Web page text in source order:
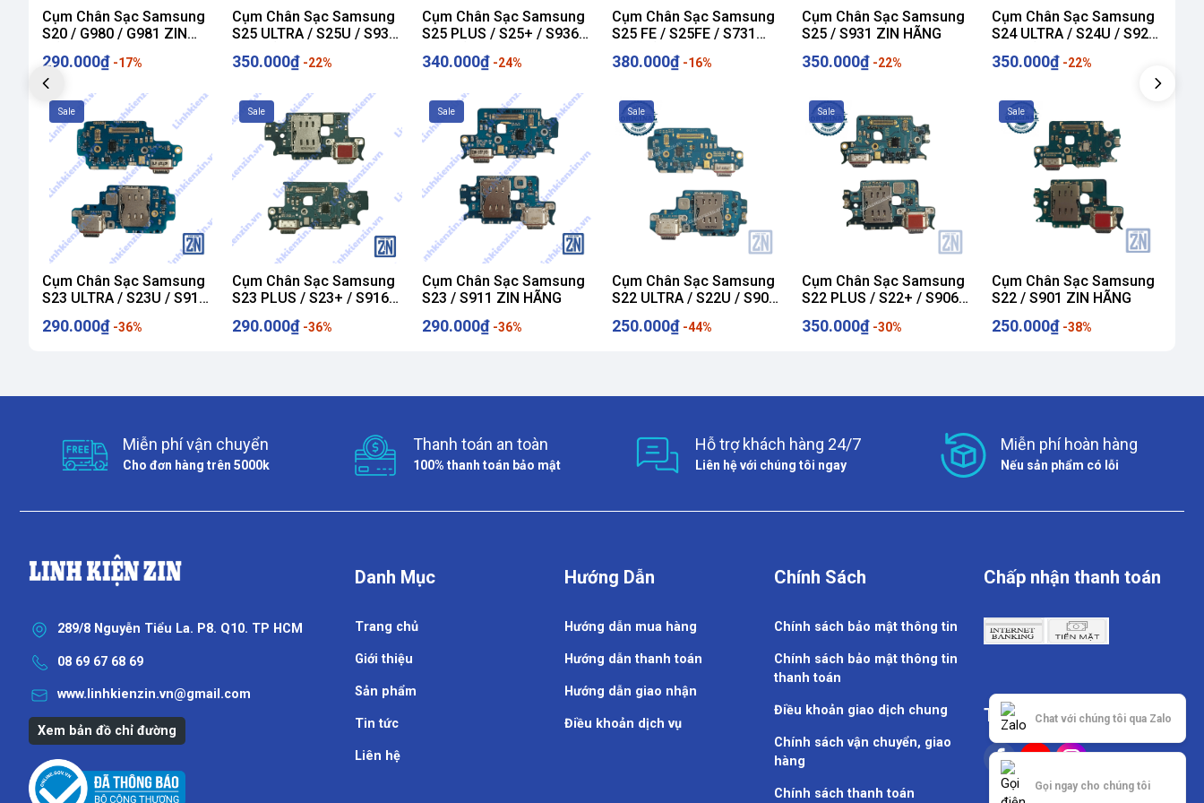
Giao hàng toàn quốc
Hỗ trợ kỹ thuật tận tâm
Đặt hàng dễ dàng qua website hoặc fanpage
📍 LINHKIENZIN.VN – MUA LINH KIỆN CHUẨN ZIN – LẮP VÀO LÀ DÙNG NGON
Cụm Chân Sạc Samsung
S20 / G980 / G981 ZIN
290.000₫ -17%
Cụm Chân Sạc Samsung
S25 ULTRA / S25U / S938
ZIN HÃNG
350.000₫ -22%
Cụm Chân Sạc Samsung
S25 PLUS / S25+ / S936
ZIN HÃNG
340.000₫ -24%
Cụm Chân Sạc Samsung
S25 FE / S25FE / S731
ZIN HÃNG
380.000₫ -16%
Cụm Chân Sạc Samsung
S25 / S931 ZIN HÃNG
350.000₫ -22%
Cụm Chân Sạc Samsung
S24 ULTRA / S24U / S928
ZIN HÃNG
350.000₫ -22%
Sale
Cụm Chân Sạc Samsung
S23 ULTRA / S23U / S918
ZIN HÃNG
290.000₫ -36%
Sale
Cụm Chân Sạc Samsung
S23 PLUS / S23+ / S916
ZIN HÃNG
290.000₫ -36%
Sale
Cụm Chân Sạc Samsung
S23 / S911 ZIN HÃNG
290.000₫ -36%
Sale
Cụm Chân Sạc Samsung
S22 ULTRA / S22U / S908
ZIN HÃNG
250.000₫ -44%
Sale
Cụm Chân Sạc Samsung
S22 PLUS / S22+ / S906
ZIN HÃNG
350.000₫ -30%
Sale
Cụm Chân Sạc Samsung
S22 / S901 ZIN HÃNG
250.000₫ -38%
Miễn phí vận chuyển
Cho đơn hàng trên 5000k
Thanh toán an toàn
100% thanh toán bảo mật
Hỗ trợ khách hàng 24/7
Liên hệ với chúng tôi ngay
Miễn phí hoàn hàng
Nếu sản phẩm có lỗi
289/8 Nguyễn Tiểu La. P8. Q10. TP HCM
08 69 67 68 69
www.linhkienzin.vn@gmail.com
Xem bản đồ chỉ đường
Danh Mục
Trang chủ
Giới thiệu
Sản phẩm
Tin tức
Liên hệ
Hướng Dẫn
Hướng dẫn mua hàng
Hướng dẫn thanh toán
Hướng dẫn giao nhận
Điều khoản dịch vụ
Chính Sách
Chính sách bảo mật thông tin
Chính sách bảo mật thông tin
thanh toán
Điều khoản giao dịch chung
Chính sách vận chuyển, giao
hàng
Chính sách thanh toán
Chấp nhận thanh toán
Theo dõi chúng tôi
Chat với chúng tôi qua Zalo
Gọi ngay cho chúng tôi